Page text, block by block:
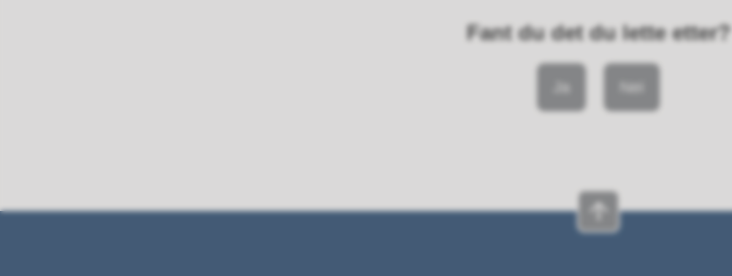
Fant du det du lette etter?
Nei